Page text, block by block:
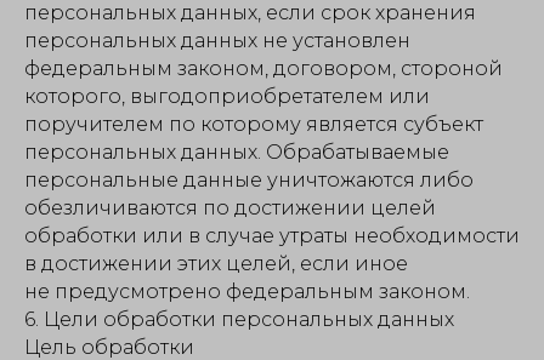
персональных данных, если срок хранения
персональных данных не установлен
федеральным законом, договором, стороной
которого, выгодоприобретателем или
поручителем по которому является субъект
персональных данных. Обрабатываемые
персональные данные уничтожаются либо
обезличиваются по достижении целей
обработки или в случае утраты необходимости
в достижении этих целей, если иное
не предусмотрено федеральным законом.
6. Цели обработки персональных данных
Цель обработки